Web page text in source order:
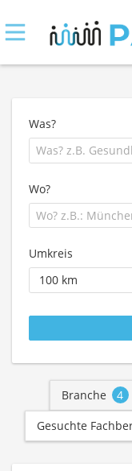
Was?
Wo?
Umkreis
Branche 4
Gesuchte